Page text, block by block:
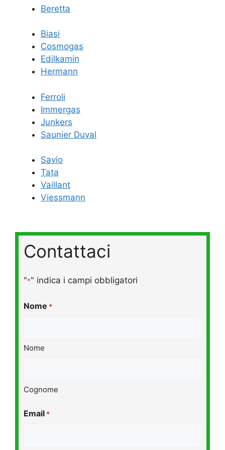
Beretta
Biasi
Cosmogas
Edilkamin
Hermann
Ferroli
Immergas
Junkers
Saunier Duval
Savio
Tata
Vaillant
Viessmann
Contattaci
"*" indica i campi obbligatori
Nome *
Nome
Cognome
Email *